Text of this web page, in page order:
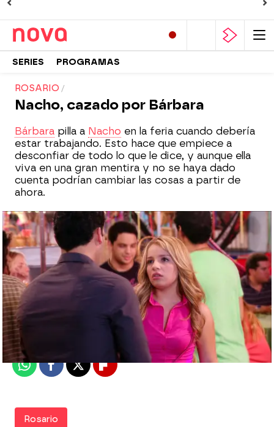
SERIES PROGRAMAS
ROSARIO
Nacho, cazado por Bárbara
Bárbara pilla a Nacho en la feria cuando debería
estar trabajando. Esto hace que empiece a
desconfiar de todo lo que le dice, y aunque ella
viva en una gran mentira y no se haya dado
cuenta podrían cambiar las cosas a partir de
ahora.
Nova
Madrid
Publicado: 28 de agosto de 2017, 17:33
WhatsappFacebook
X Flipboard
Rosario